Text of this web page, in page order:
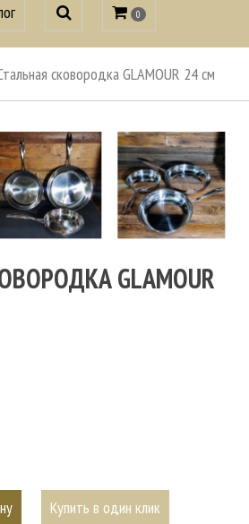
0
сковородка GLAMOUR 24 см
GLAMOUR
Купить в один клик